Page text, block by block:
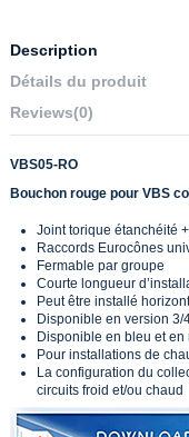
Description
Détails du produit
Reviews(0)
VBS05-RO
Bouchon rouge pour VBS
Joint torique étanchéité
Raccords Eurocônes
Fermable par groupe
Courte longueur
Peut être installé
Disponible en version 3/
Disponible en bleu et
Pour installations de
La configuration du
circuits froid et/ou chaud